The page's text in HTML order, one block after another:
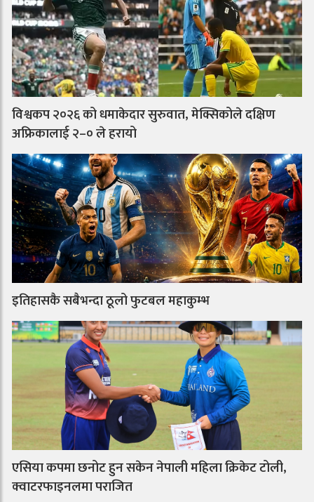
विश्वकप २०२६ को धमाकेदार सुरुवात, मेक्सिकोले दक्षिण
अफ्रिकालाई २–० ले हरायो
इतिहासकै सबैभन्दा ठूलो फुटबल महाकुम्भ
एसिया कपमा छनोट हुन सकेन नेपाली महिला क्रिकेट टोली,
क्वाटरफाइनलमा पराजित